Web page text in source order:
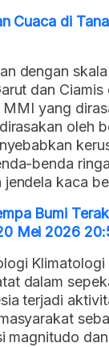
Cuaca di
dengan
dan
yang
oleh
benda
kaca
Bumi
Mei 2026
dalam
terjadi
magnitudo